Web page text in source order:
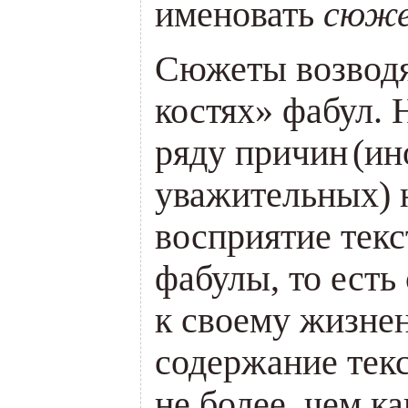
именовать
Сюжеты
костях» фабул.
ряду причин(
уважительных)
восприятие
фабулы, то есть
к своему
содержание